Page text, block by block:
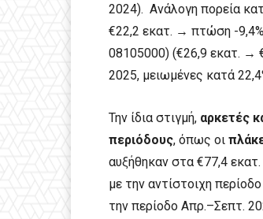
2024). Ανάλογη πορεία
€22,2 εκατ. → πτώση -
08105000) (€26,9 εκατ. →
2025, μειωμένες κατά
Την ίδια στιγμή, αρκετές
περιόδους, όπως οι
αυξήθηκαν στα €77,4
με την αντίστοιχη
την περίοδο Απρ.–Σεπτ.